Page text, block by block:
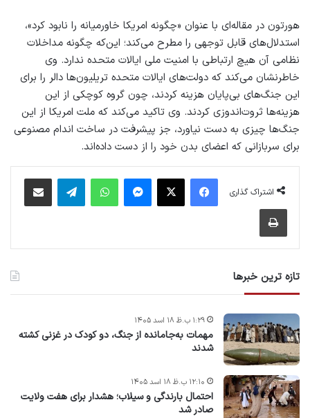
هورتون در مقاله‌ای با عنوان «چگونه امریکا خاورمیانه را نابود کرد»،
استدلال‌های قابل توجهی را مطرح می‌کند؛ این‌که چگونه مداخلات
نظامی آن هیچ ارتباطی با امنیت ملی ایالات متحده ندارد. وی
خاطرنشان می‌کند که دولت‌های ایالات متحده تریلیون‌ها دالر را برای
این جنگ‌های بی‌پایان هزینه کردند، چون گروه کوچکی از این
هزینه‌ها ثروت‌اندوزی کردند. وی تاکید می‌کند که ملت امریکا از این
جنگ‌ها چیزی به دست نیاورد، جز پیشرفت در ساخت اندام مصنوعی
برای سربازانی که اعضای بدن خود را از دست داده‌اند.
اشتراک گذاری
فیس بوک X پیام رسان واتس آپ تلگرام اشتراک گذاری از طریق ایمیل
چاپ
تازه ترین خبرها
مهمات به‌جامانده از جنگ، دو کودک در غزنی کشته
شدند
۱:۲۹ ب.ظ ۱۸ اسد ۱۴۰۵
احتمال بارندگی و سیلاب؛ هشدار برای هفت ولایت
صادر شد
۱۲:۱۰ ب.ظ ۱۸ اسد ۱۴۰۵